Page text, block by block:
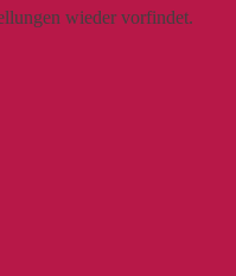
wieder vorfindet.